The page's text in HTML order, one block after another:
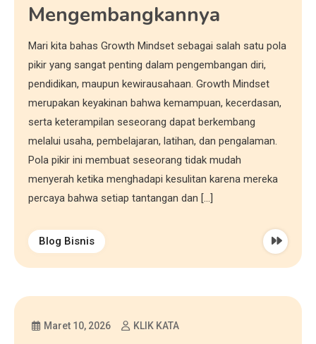
Mengembangkannya
Mari kita bahas Growth Mindset sebagai salah satu pola
pikir yang sangat penting dalam pengembangan diri,
pendidikan, maupun kewirausahaan. Growth Mindset
merupakan keyakinan bahwa kemampuan, kecerdasan,
serta keterampilan seseorang dapat berkembang
melalui usaha, pembelajaran, latihan, dan pengalaman.
Pola pikir ini membuat seseorang tidak mudah
menyerah ketika menghadapi kesulitan karena mereka
percaya bahwa setiap tantangan dan […]
Blog Bisnis
Maret 10, 2026 KLIK KATA